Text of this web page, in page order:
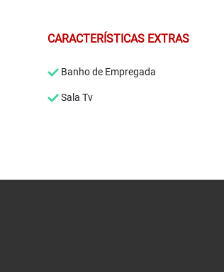
CARACTERÍSTICAS EXTRAS
Banho de Empregada
Sala Tv